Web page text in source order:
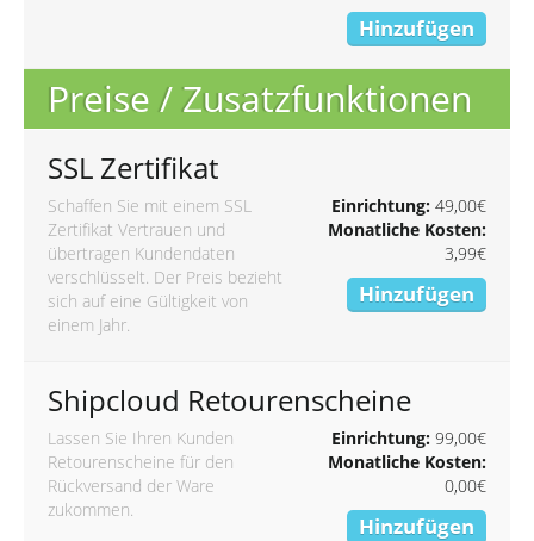
Hinzufügen
Preise / Zusatzfunktionen
SSL Zertifikat
Schaffen Sie mit einem SSL
Zertifikat Vertrauen und
übertragen Kundendaten
verschlüsselt. Der Preis bezieht
sich auf eine Gültigkeit von
einem Jahr.
Einrichtung:49,00€
Monatliche Kosten:
3,99€
Hinzufügen
Shipcloud Retourenscheine
Lassen Sie Ihren Kunden
Retourenscheine für den
Rückversand der Ware
zukommen.
Einrichtung:99,00€
Monatliche Kosten:
0,00€
Hinzufügen